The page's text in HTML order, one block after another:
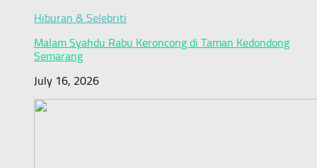
Hiburan & Selebriti
Malam Syahdu Rabu Keroncong di Taman Kedondong
Semarang
July 16, 2026